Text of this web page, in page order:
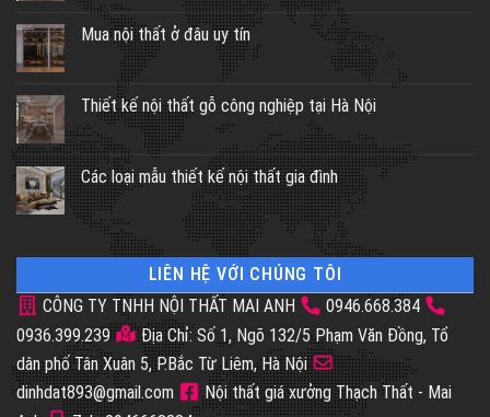
Mua nội thất ở đâu uy tín
Thiết kế nội thất gỗ công nghiệp tại Hà Nội
Các loại mẫu thiết kế nội thất gia đình
LIÊN HỆ VỚI CHÚNG TÔI
CÔNG TY TNHH NỘI THẤT MAI ANH
0946.668.384
0936.399.239
Địa Chỉ: Số 1, Ngõ 132/5 Phạm Văn Đồng, Tổ
dân phố Tân Xuân 5, P.Bắc Từ Liêm, Hà Nội
dinhdat893@gmail.com
Nội thất giá xưởng Thạch Thất - Mai